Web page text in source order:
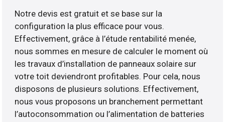
Notre devis est gratuit et se base sur la
configuration la plus efficace pour vous.
Effectivement, grâce à l’étude rentabilité menée,
nous sommes en mesure de calculer le moment où
les travaux d’installation de panneaux solaire sur
votre toit deviendront profitables. Pour cela, nous
disposons de plusieurs solutions. Effectivement,
nous vous proposons un branchement permettant
l’autoconsommation ou l’alimentation de batteries